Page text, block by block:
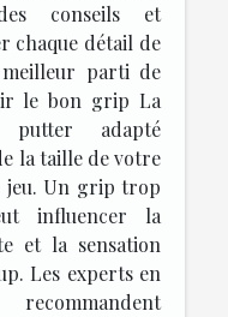
conseils et
chaque détail de
parti de
le bon grip La
adapté
la taille de votre
jeu. Un grip trop
influencer la
et la sensation
Les experts en